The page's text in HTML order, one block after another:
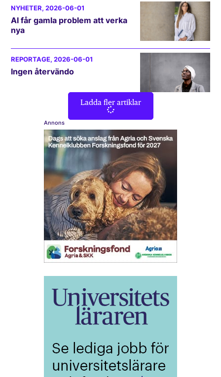
NYHETER, 2026-06-01
AI får gamla problem att verka
nya
REPORTAGE, 2026-06-01
Ingen återvändo
Ladda fler artiklar
Annons